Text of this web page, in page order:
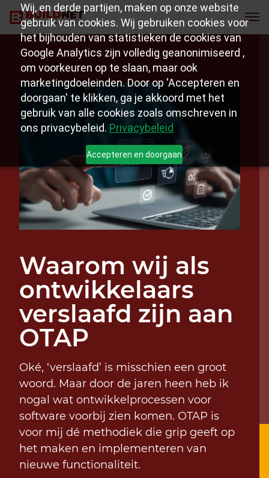
Wij, en derde partijen, maken op onze website
gebruik van cookies. Wij gebruiken cookies voor
het bijhouden van statistieken de cookies van
Google Analytics zijn volledig geanonimiseerd ,
om voorkeuren op te slaan, maar ook
marketingdoeleinden. Door op 'Accepteren en
doorgaan' te klikken, ga je akkoord met het
gebruik van alle cookies zoals omschreven in
ons privacybeleid. Privacybeleid
Accepteren en doorgaan
Waarom wij als
ontwikkelaars
verslaafd zijn aan
OTAP
Oké, ‘verslaafd’ is misschien een groot
woord. Maar door de jaren heen heb ik
nogal wat ontwikkelprocessen voor
software voorbij zien komen. OTAP is
voor mij dé methodiek die grip geeft op
het maken en implementeren van
nieuwe functionaliteit.